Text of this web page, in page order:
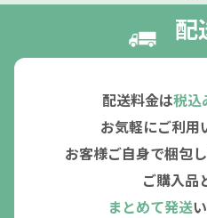
配
配送料金は税込
お気軽にご利用
お客様ご自身で梱包
ご購入品
まとめて発送